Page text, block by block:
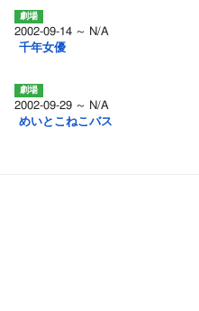
2002-09-14 ～ N/A
千年女優
2002-09-29 ～ N/A
めいとこねこバス